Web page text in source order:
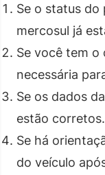
Se o status do
mercosul já
Se você tem
necessária
Se os dados
estão corretos.
Se há
do veículo